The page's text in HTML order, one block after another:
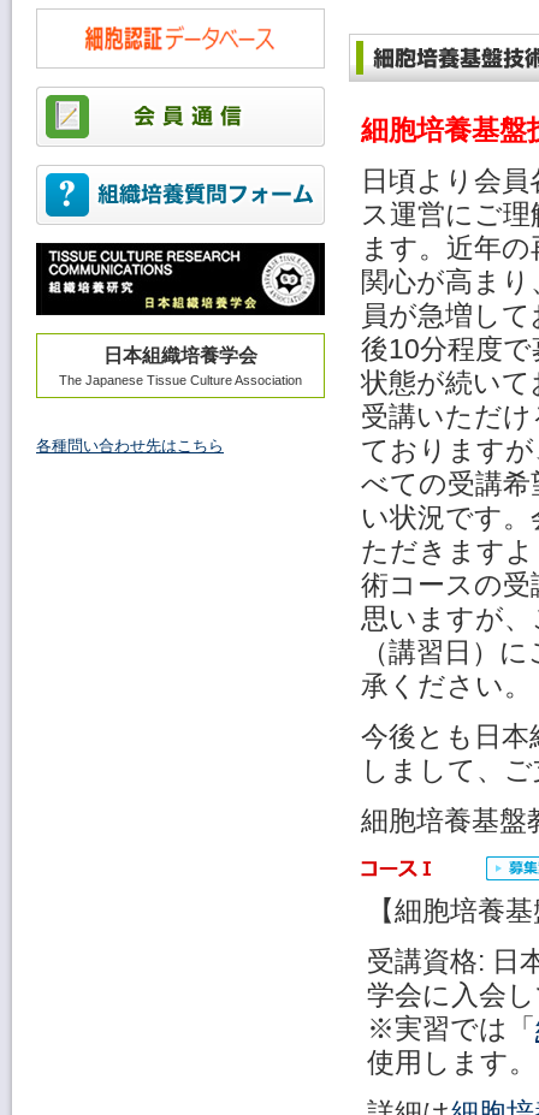
日本組織培養学会
The Japanese Tissue Culture Association
各種問い合わせ先はこちら
細胞培養基
日頃より会
ス運営にご
ます。近年
関心が高ま
員が急増し
後10分程度
状態が続い
受講いただ
ております
べての受講
い状況です
ただきます
術コースの
思いますが
（講習日）
承ください。
今後とも日本
しまして、
細胞培養基盤
【細胞培養
受講資格: 日
学会に入会
※実習では「
使用します。